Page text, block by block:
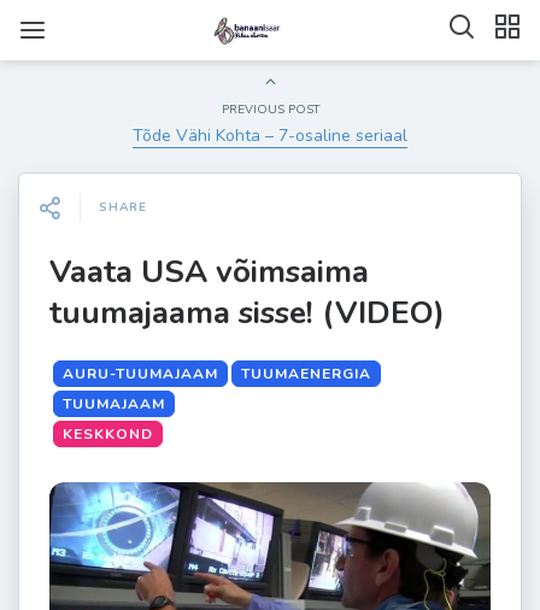
PREVIOUS POST
Tõde Vähi Kohta – 7-osaline seriaal
SHARE
Vaata USA võimsaima
tuumajaama sisse! (VIDEO)
AURU-TUUMAJAAM
TUUMAENERGIA
TUUMAJAAM
KESKKOND